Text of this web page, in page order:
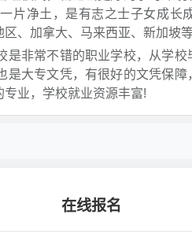
片净土，是有志之士子女成长
、加拿大、马来西亚、新加坡等
非常不错的职业学校，从学校
是大专文凭，有很好的文凭保
业，学校就业资源丰富!
在线报名